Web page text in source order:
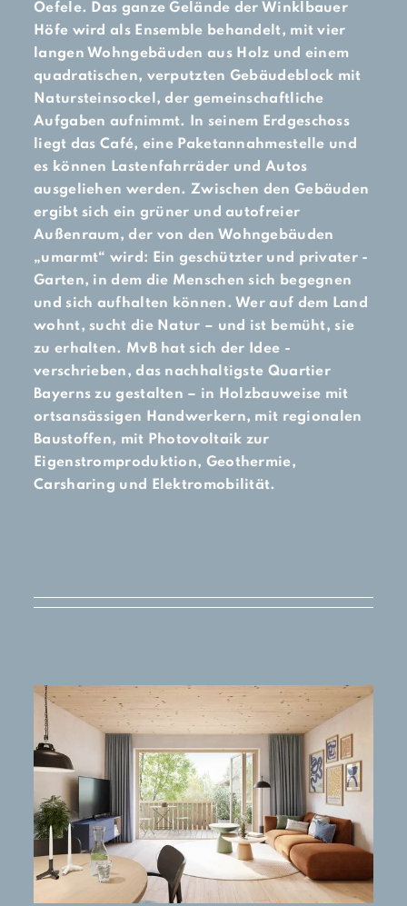
Oefele. Das ganze Gelände der Winklbauer
Höfe wird als Ensemble behandelt, mit vier
langen Wohngebäuden aus Holz und einem
quadratischen, verputzten Gebäudeblock mit
Natursteinsockel, der gemeinschaftliche
Aufgaben aufnimmt. In seinem Erdgeschoss
liegt das Café, eine Paketannahmestelle und
es können Lastenfahrräder und Autos
ausgeliehen werden. Zwischen den Gebäuden
ergibt sich ein grüner und autofreier
Außenraum, der von den Wohngebäuden
„umarmt“ wird: Ein geschützter und privater ­
Garten, in dem die Menschen sich begegnen
und sich aufhalten können. Wer auf dem Land
wohnt, sucht die Natur – und ist bemüht, sie
zu erhalten. MvB hat sich der Idee ­
verschrieben, das nachhaltigste Quartier
Bayerns zu gestalten – in Holzbauweise mit
ortsansässigen Handwerkern, mit regionalen
Baustoffen, mit Photovoltaik zur
Eigenstromproduktion, Geothermie,
Carsharing und Elektromobilität.